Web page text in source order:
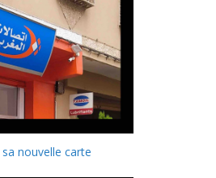
nouvelle carte